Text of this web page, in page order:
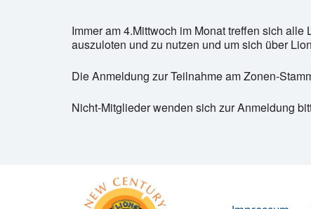
Immer am 4.Mittwoch im Monat treffen sich
auszuloten und zu nutzen und um sich über
Die Anmeldung zur Teilnahme am Zonen-
Nicht-Mitglieder wenden sich zur Anmeldung